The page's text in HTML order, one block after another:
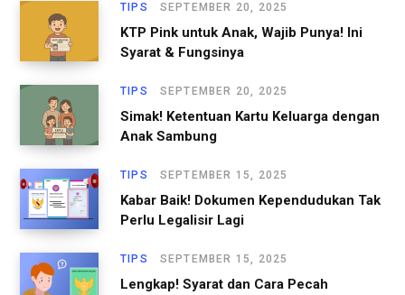
TIPS SEPTEMBER 20, 2025
KTP Pink untuk Anak, Wajib Punya! Ini
Syarat & Fungsinya
TIPS SEPTEMBER 20, 2025
Simak! Ketentuan Kartu Keluarga dengan
Anak Sambung
TIPS SEPTEMBER 15, 2025
Kabar Baik! Dokumen Kependudukan Tak
Perlu Legalisir Lagi
TIPS SEPTEMBER 15, 2025
Lengkap! Syarat dan Cara Pecah